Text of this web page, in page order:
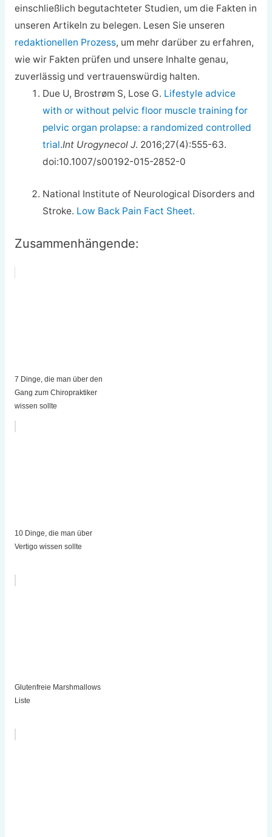
einschließlich begutachteter Studien, um die Fakten in
unseren Artikeln zu belegen. Lesen Sie unseren
redaktionellen Prozess, um mehr darüber zu erfahren,
wie wir Fakten prüfen und unsere Inhalte genau,
zuverlässig und vertrauenswürdig halten.
Due U, Brostrøm S, Lose G. Lifestyle advice
with or without pelvic floor muscle training for
pelvic organ prolapse: a randomized controlled
trial.Int Urogynecol J. 2016;27(4):555-63.
doi:10.1007/s00192-015-2852-0
National Institute of Neurological Disorders and
Stroke. Low Back Pain Fact Sheet.
Zusammenhängende:
7 Dinge, die man über den
Gang zum Chiropraktiker
wissen sollte
10 Dinge, die man über
Vertigo wissen sollte
Glutenfreie Marshmallows
Liste